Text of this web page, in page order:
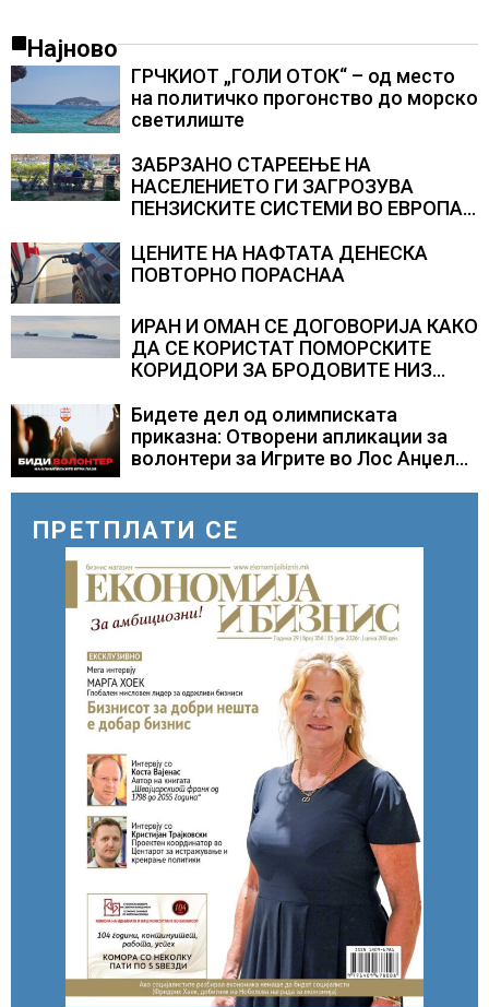
Најново
ГРЧКИОТ „ГОЛИ ОТОК“ – од место
на политичко прогонство до морско
светилиште
ЗАБРЗАНО СТАРЕЕЊЕ НА
НАСЕЛЕНИЕТО ГИ ЗАГРОЗУВА
ПЕНЗИСКИТЕ СИСТЕМИ ВО ЕВРОПА и
ЦЕНИТЕ НА НАФТАТА ДЕНЕСКА
ПОВТОРНО ПОРАСНАА
ИРАН И ОМАН СЕ ДОГОВОРИЈА КАКО
ДА СЕ КОРИСТАТ ПОМОРСКИТЕ
КОРИДОРИ ЗА БРОДОВИТЕ НИЗ
Бидете дел од олимписката
приказна: Отворени апликации за
волонтери за Игрите во Лос Анџелес
ПРЕТПЛАТИ СЕ